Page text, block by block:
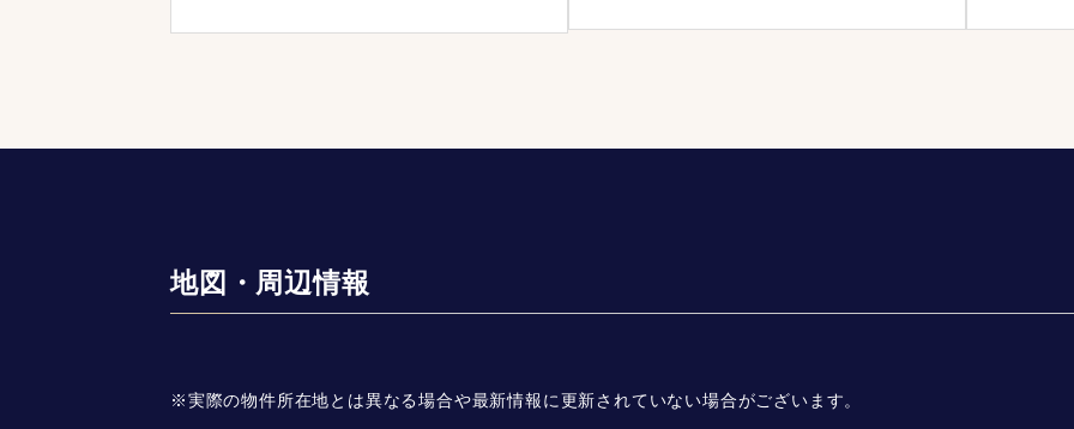
地図・周辺情報
※実際の物件所在地とは異なる場合や最新情報に更新されていない場合がございます。